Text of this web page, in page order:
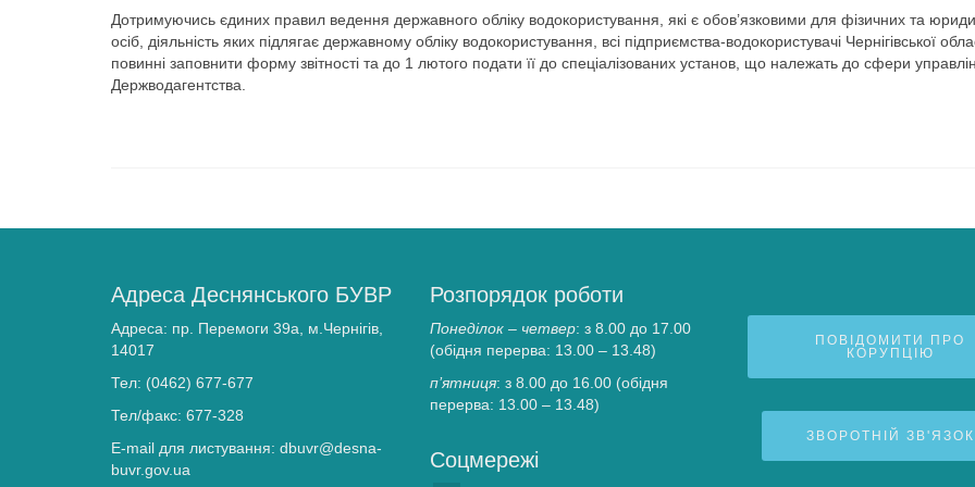
Дотримуючись єдиних правил ведення державного обліку водокористування, які є обов’язковими для фізичних та
осіб, діяльність яких підлягає державному обліку водокористування, всі підприємства-водокористувачі Чернігівської
повинні заповнити форму звітності та до 1 лютого подати її до спеціалізованих установ, що належать до сфери
Держводагентства.
Адреса Деснянського БУВР
Адреса: пр. Перемоги 39а, м.Чернігів,
14017
Тел: (0462) 677-677
Тел/факс: 677-328
E-mail для листування: dbuvr@desna-
buvr.gov.ua
Розпорядок роботи
Понеділок – четвер: з 8.00 до 17.00
(обідня перерва: 13.00 – 13.48)
п’ятниця: з 8.00 до 16.00 (обідня
перерва: 13.00 – 13.48)
Соцмережі
ПОВІДОМИТИ ПРО
КОРУПЦІЮ
ЗВОРОТНІЙ ЗВ'ЯЗОК